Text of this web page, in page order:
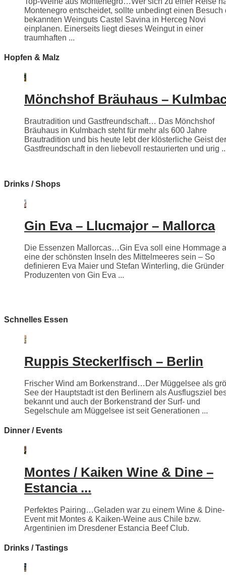
Montenegro entscheidet, sollte unbedingt einen Besuch
bekannten Weinguts Castel Savina in Herceg Novi
einplanen. Einerseits liegt dieses Weingut in einer
traumhaften ...
Hopfen & Malz
Mönchshof Bräuhaus –
Brautradition und Gastfreundschaft… Das Mönchshof
Bräuhaus in Kulmbach steht für mehr als 600 Jahre
Brautradition und bis heute lebt der klösterliche Geist der
Gastfreundschaft in den liebevoll restaurierten und urig
Drinks / Shops
Gin Eva – Llucmajor – Mallorca
Die Essenzen Mallorcas…Gin Eva soll eine Hommage
eine der schönsten Inseln des Mittelmeeres sein – So
definieren Eva Maier und Stefan Winterling, die Gründer
Produzenten von Gin Eva ...
Schnelles Essen
Ruppis Steckerlfisch – Berlin
Frischer Wind am Borkenstrand…Der Müggelsee als
See der Hauptstadt ist den Berlinern als Ausflugsziel
bekannt und auch der Borkenstrand der Surf- und
Segelschule am Müggelsee ist seit Generationen ...
Dinner / Events
Montes / Kaiken Wine & Dine –
Estancia ...
Perfektes Pairing…Geladen war zu einem Wine & Dine-
Event mit Montes & Kaiken-Weine aus Chile bzw.
Argentinien im Dresdener Estancia Beef Club.
Drinks / Tastings